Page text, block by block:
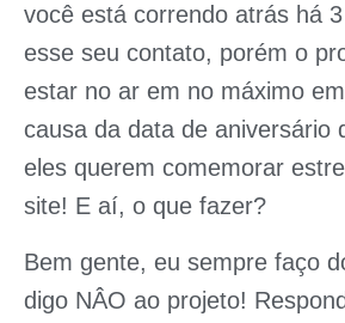
você está correndo atrás há
esse seu contato, porém o
estar no ar em no máximo
causa da data de aniversário
eles querem comemorar
site! E aí, o que fazer?
Bem gente, eu sempre faço
digo NÂO ao projeto!